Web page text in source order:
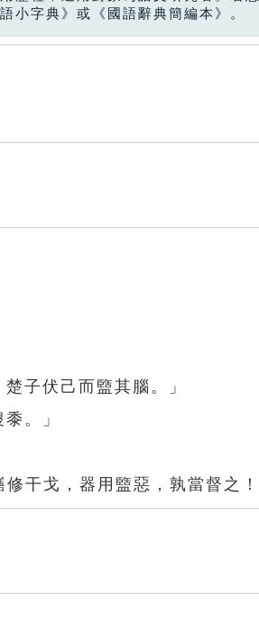
小字典》或《國語辭典簡編本》。
子伏己而盬其腦。」
。」
干戈，器用盬惡，孰當督之